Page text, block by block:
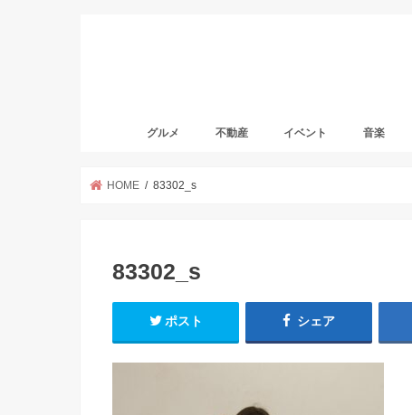
グルメ 不動産 イベント 音楽
HOME 83302_s
83302_s
ポスト シェア